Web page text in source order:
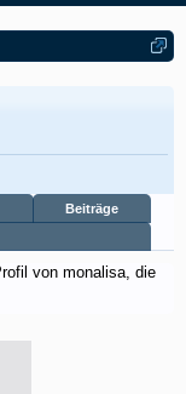
Beiträge
von monalisa, die